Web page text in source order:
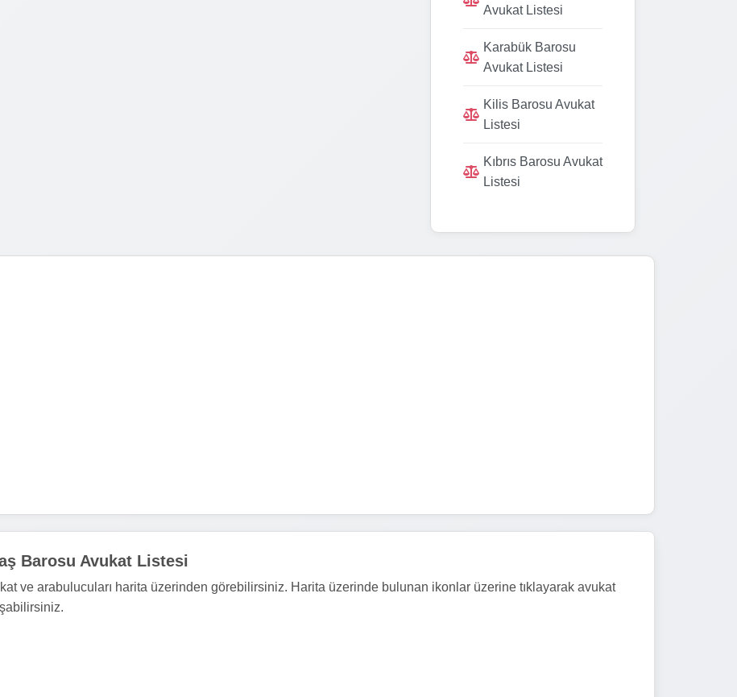
Avukat Listesi
Karabük Barosu
Avukat Listesi
Kilis Barosu Avukat
Listesi
Kıbrıs Barosu Avukat
Listesi
Barosu Avukat Listesi
ve arabulucuları harita üzerinden görebilirsiniz. Harita üzerinde bulunan ikonlar üzerine tıklayarak avukat